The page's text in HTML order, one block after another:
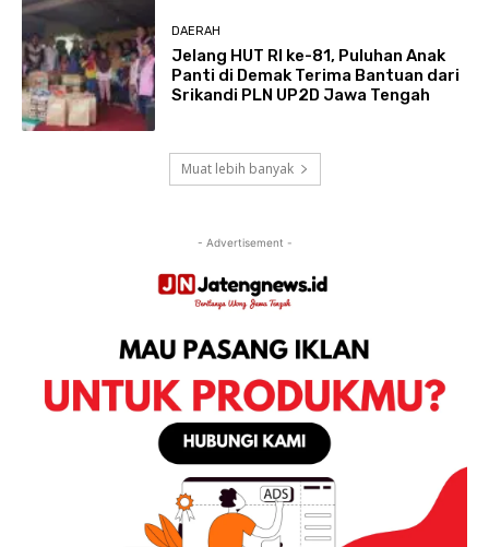
DAERAH
Jelang HUT RI ke-81, Puluhan Anak
Panti di Demak Terima Bantuan dari
Srikandi PLN UP2D Jawa Tengah
Muat lebih banyak
- Advertisement -